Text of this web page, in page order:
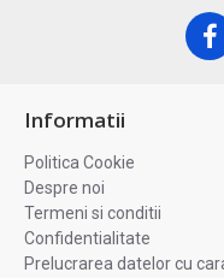
Informatii
Politica Cookie
Despre noi
Termeni si conditii
Confidentialitate
Prelucrarea datelor cu